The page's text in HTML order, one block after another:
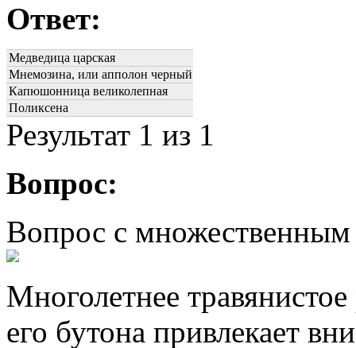
Ответ:
Медведица царская
Мнемозина, или апполон черный
Капюшонница великолепная
Поликсена
Результат 1 из 1
Вопрос:
Вопрос с
Многолетнее
его бутона привлекает